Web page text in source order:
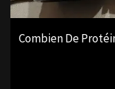
Combien De